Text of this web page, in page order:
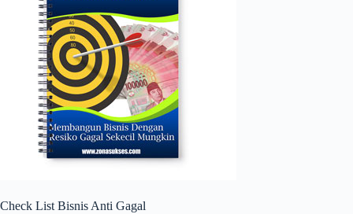
Check List Bisnis Anti Gagal